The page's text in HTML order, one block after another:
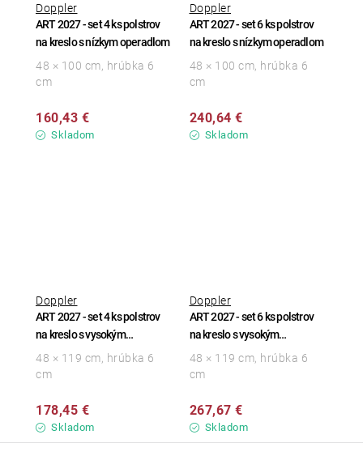
ART 2027 - set 4 ks polstrov
na kreslo s nízkym operadlom
Doppler
Skladom
160,43 €
48 × 100 cm, hrúbka 6
cm
ART 2027 - set 6 ks polstrov
na kreslo s nízkym operadlom
Doppler
Skladom
240,64 €
48 × 100 cm, hrúbka 6
cm
ART 2027 - set 4 ks polstrov
na kreslo s vysokým
operadlom
Doppler
Skladom
178,45 €
48 × 119 cm, hrúbka 6
cm
ART 2027 - set 6 ks polstrov
na kreslo s vysokým
operadlom
Doppler
Skladom
267,67 €
48 × 119 cm, hrúbka 6
cm